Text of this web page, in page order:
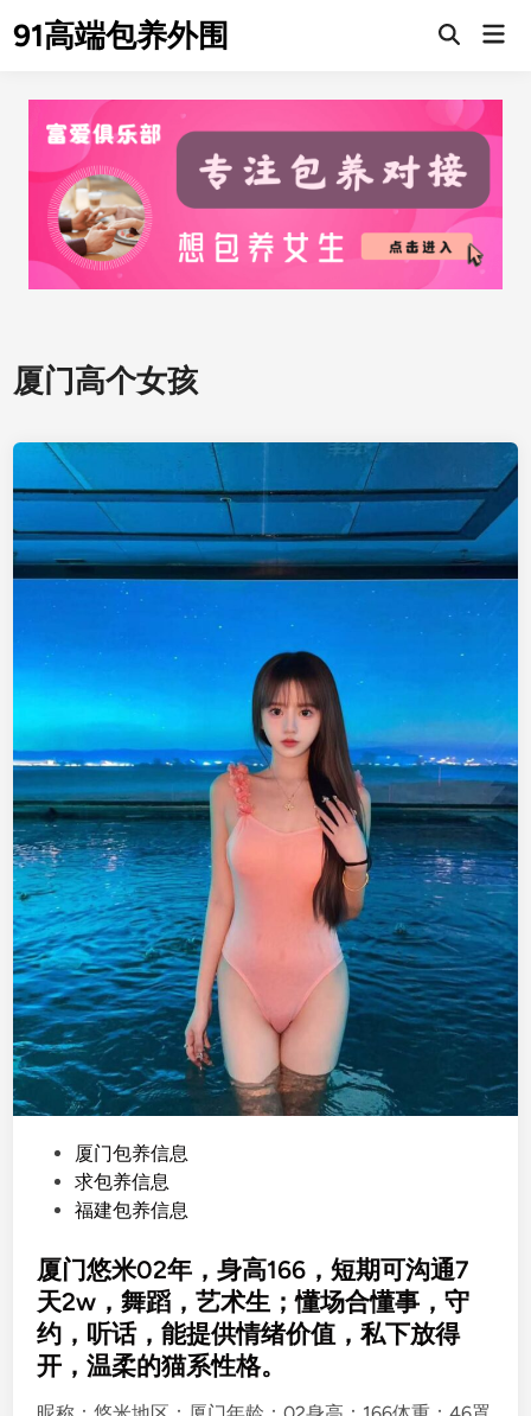
to91高端包养外围
厦门高个女孩
e
d
i
n
厦门包养信息
求包养信息
福建包养信息
厦门悠米02年，身高166，短期可沟通7
天2w，舞蹈，艺术生；懂场合懂事，守
约，听话，能提供情绪价值，私下放得
开，温柔的猫系性格。